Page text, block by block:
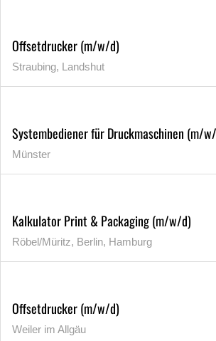
Offsetdrucker (m/w/d)
Straubing, Landshut
Systembediener für Druckmaschinen (m/
Münster
Kalkulator Print & Packaging (m/w/d)
Röbel/Müritz, Berlin, Hamburg
Offsetdrucker (m/w/d)
Weiler im Allgäu